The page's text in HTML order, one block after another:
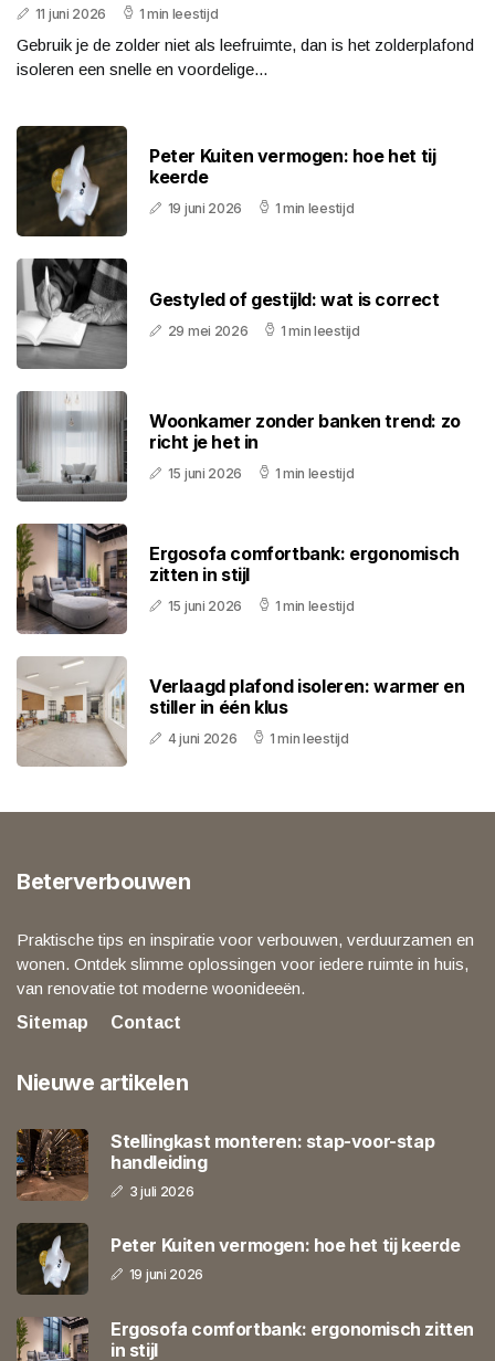
11 juni 2026 1 min leestijd
Gebruik je de zolder niet als leefruimte, dan is het zolderplafond
isoleren een snelle en voordelige...
Peter Kuiten vermogen: hoe het tij
keerde
19 juni 2026 1 min leestijd
Gestyled of gestijld: wat is correct
29 mei 2026 1 min leestijd
Woonkamer zonder banken trend: zo
richt je het in
15 juni 2026 1 min leestijd
Ergosofa comfortbank: ergonomisch
zitten in stijl
15 juni 2026 1 min leestijd
Verlaagd plafond isoleren: warmer en
stiller in één klus
4 juni 2026 1 min leestijd
Beterverbouwen
Praktische tips en inspiratie voor verbouwen, verduurzamen en
wonen. Ontdek slimme oplossingen voor iedere ruimte in huis,
van renovatie tot moderne woonideeën.
Sitemap
Contact
Nieuwe artikelen
Stellingkast monteren: stap-voor-stap
handleiding
3 juli 2026
Peter Kuiten vermogen: hoe het tij keerde
19 juni 2026
Ergosofa comfortbank: ergonomisch zitten
in stijl